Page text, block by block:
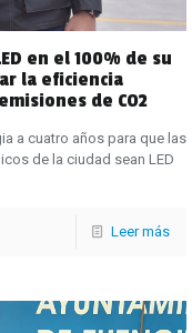
en el 100% de su
la eficiencia
de CO2
a cuatro años para que las
de la ciudad sean LED
Leer más